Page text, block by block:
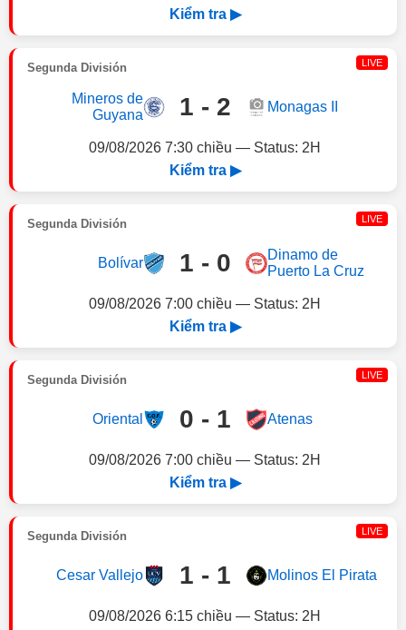
Kiểm tra ▶
Segunda División LIVE
Mineros de
Guyana
1 - 2 Monagas II
09/08/2026 7:30 chiều — Status: 2H
Kiểm tra ▶
Segunda División LIVE
Bolívar 1 - 0
Dinamo de
Puerto La Cruz
09/08/2026 7:00 chiều — Status: 2H
Kiểm tra ▶
Segunda División LIVE
Oriental 0 - 1 Atenas
09/08/2026 7:00 chiều — Status: 2H
Kiểm tra ▶
Segunda División LIVE
Cesar Vallejo 1 - 1 Molinos El Pirata
09/08/2026 6:15 chiều — Status: 2H